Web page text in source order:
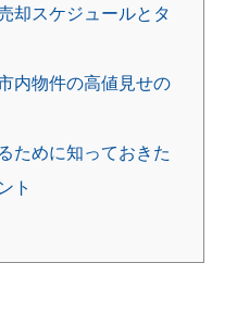
却スケジュールとタ
内物件の高値見せの
ために知っておきた
ト